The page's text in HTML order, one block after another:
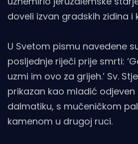
doveli izvan gradskih zidina i
U Svetom pismu navedene
posljednje riječi prije smrti:
uzmi im ovo za grijeh.’ Sv.
prikazan kao mladić odjeven
dalmatiku, s mučeničkom
kamenom u drugoj ruci.